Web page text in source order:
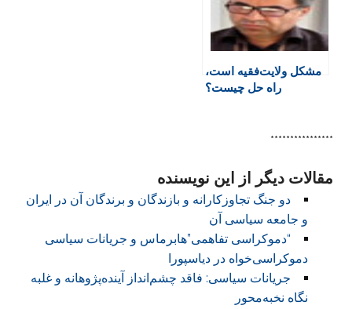
مشکل ولایت‌فقیه است،
راه حل چیست؟
****************
مقالات دیگر از این نویسنده
دو جنگ تجاوزکارانه و بازندگان و برندگان آن در ایران
و جامعه سیاسی آن
“دموکراسی تفاهمی”هابرماس و جریانات سیاسی
دموکراسی‌خواه در دیاسپورا
جریانات سیاسی: فاقد چشم‌انداز آینده‌پژوهانه و غلبه
نگاه نخبه‌محور